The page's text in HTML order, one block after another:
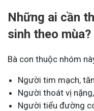
Những ai cần
sinh theo mùa?
Bà con thuộc nhóm
Người tim mạch,
Người thoát vị
Người tiểu đường